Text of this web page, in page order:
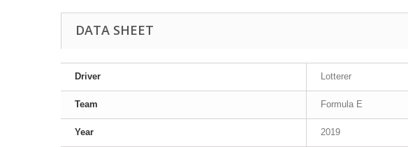
DATA SHEET
Driver Lotterer
Team Formula E
Year 2019